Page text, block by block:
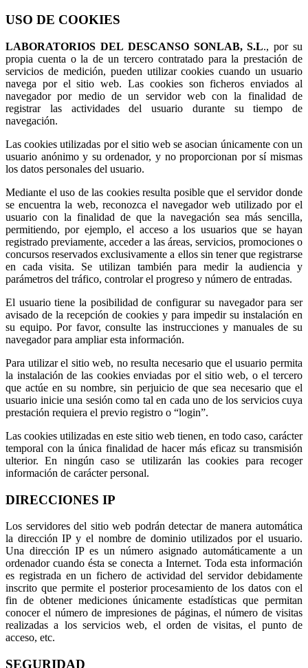
USO DE COOKIES
LABORATORIOS DEL DESCANSO SONLAB, S.L., por su
propia cuenta o la de un tercero contratado para la prestación de
servicios de medición, pueden utilizar cookies cuando un usuario
navega por el sitio web. Las cookies son ficheros enviados al
navegador por medio de un servidor web con la finalidad de
registrar las actividades del usuario durante su tiempo de
navegación.
Las cookies utilizadas por el sitio web se asocian únicamente con un
usuario anónimo y su ordenador, y no proporcionan por sí mismas
los datos personales del usuario.
Mediante el uso de las cookies resulta posible que el servidor donde
se encuentra la web, reconozca el navegador web utilizado por el
usuario con la finalidad de que la navegación sea más sencilla,
permitiendo, por ejemplo, el acceso a los usuarios que se hayan
registrado previamente, acceder a las áreas, servicios, promociones o
concursos reservados exclusivamente a ellos sin tener que registrarse
en cada visita. Se utilizan también para medir la audiencia y
parámetros del tráfico, controlar el progreso y número de entradas.
El usuario tiene la posibilidad de configurar su navegador para ser
avisado de la recepción de cookies y para impedir su instalación en
su equipo. Por favor, consulte las instrucciones y manuales de su
navegador para ampliar esta información.
Para utilizar el sitio web, no resulta necesario que el usuario permita
la instalación de las cookies enviadas por el sitio web, o el tercero
que actúe en su nombre, sin perjuicio de que sea necesario que el
usuario inicie una sesión como tal en cada uno de los servicios cuya
prestación requiera el previo registro o “login”.
Las cookies utilizadas en este sitio web tienen, en todo caso, carácter
temporal con la única finalidad de hacer más eficaz su transmisión
ulterior. En ningún caso se utilizarán las cookies para recoger
información de carácter personal.
DIRECCIONES IP
Los servidores del sitio web podrán detectar de manera automática
la dirección IP y el nombre de dominio utilizados por el usuario.
Una dirección IP es un número asignado automáticamente a un
ordenador cuando ésta se conecta a Internet. Toda esta información
es registrada en un fichero de actividad del servidor debidamente
inscrito que permite el posterior procesamiento de los datos con el
fin de obtener mediciones únicamente estadísticas que permitan
conocer el número de impresiones de páginas, el número de visitas
realizadas a los servicios web, el orden de visitas, el punto de
acceso, etc.
SEGURIDAD